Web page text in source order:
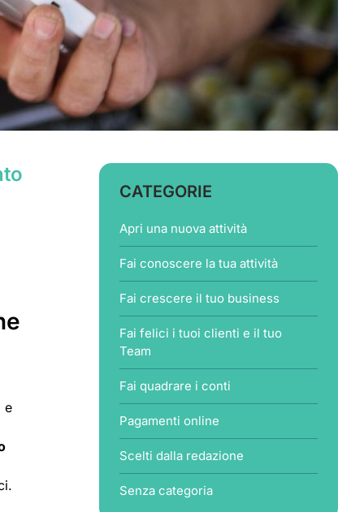
e
CATEGORIE
Apri una nuova attività
Fai conoscere la tua attività
Fai crescere il tuo business
Fai felici i tuoi clienti e il tuo
Team
Fai quadrare i conti
Pagamenti online
Scelti dalla redazione
Senza categoria